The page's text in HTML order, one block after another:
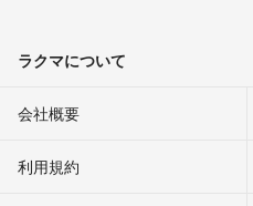
ラクマについて
会社概要
利用規約